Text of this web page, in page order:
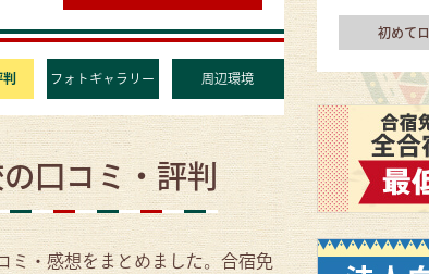
判 フォトギャラリー 周辺環境
口コミ・評判
ミ・感想をまとめました。合宿免
初めて